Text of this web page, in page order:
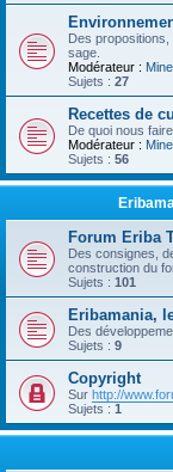
Des
sage.
Modérateur :
Sujets : 27
Recettes de
De quoi nous
Modérateur :
Sujets : 56
Forum Eriba
Des consignes,
construction du
Sujets : 101
Eribamania,
Des
Sujets : 9
Copyright
Sur http://
Sujets : 1